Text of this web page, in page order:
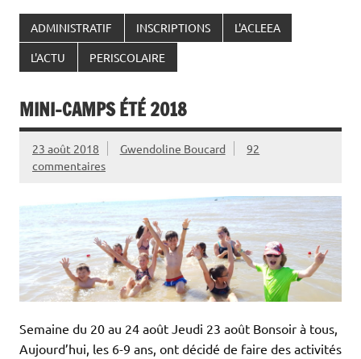
ADMINISTRATIF INSCRIPTIONS L'ACLEEA
L'ACTU PERISCOLAIRE
MINI-CAMPS ÉTÉ 2018
23 août 2018 Gwendoline Boucard
92
commentaires
Semaine du 20 au 24 août Jeudi 23 août Bonsoir à tous,
Aujourd’hui, les 6-9 ans, ont décidé de faire des activités